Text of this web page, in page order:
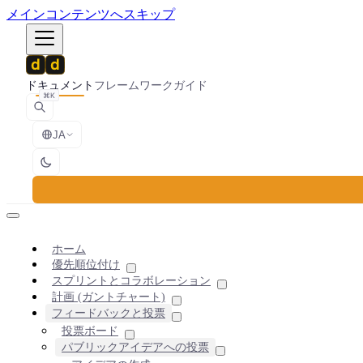
メインコンテンツへスキップ
ドキュメント フレームワークガイド
⌘K
JA
ホーム
優先順位付け
スプリントとコラボレーション
計画 (ガントチャート)
フィードバックと投票
投票ボード
パブリックアイデアへの投票